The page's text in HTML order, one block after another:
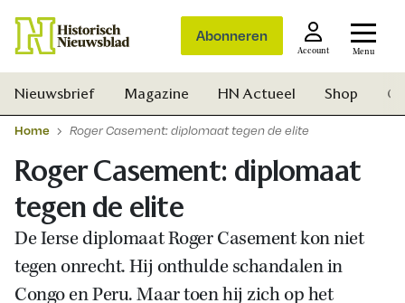
Abonneren
Account Menu
Nieuwsbrief Magazine HN Actueel Shop
Home Roger Casement: diplomaat tegen de elite
Roger Casement: diplomaat
tegen de elite
De Ierse diplomaat Roger Casement kon niet
tegen onrecht. Hij onthulde schandalen in
Congo en Peru. Maar toen hij zich op het